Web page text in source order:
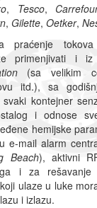
, Tesco,
, Gilette, Oetker,
praćenje
primenjivati i iz
(sa velikim
itd.), sa
kontejner
i odnose
hemijske
e-mail alarm
Beach), aktivni
i za
ulaze u luke
i izlazu.